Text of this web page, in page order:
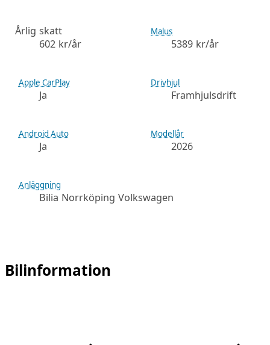
Årlig skatt
602 kr/år
Malus
5389 kr/år
Apple CarPlay
Ja
Drivhjul
Framhjulsdrift
Android Auto
Ja
Modellår
2026
Anläggning
Bilia Norrköping Volkswagen
Bilinformation